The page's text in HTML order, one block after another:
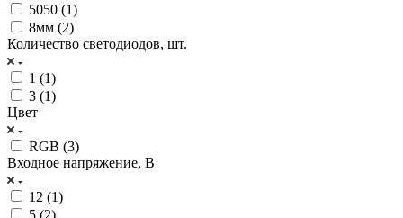
5050 (1)
8мм (2)
Количество светодиодов, шт.
1 (1)
3 (1)
Цвет
RGB (3)
Входное напряжение, В
12 (1)
5 (2)